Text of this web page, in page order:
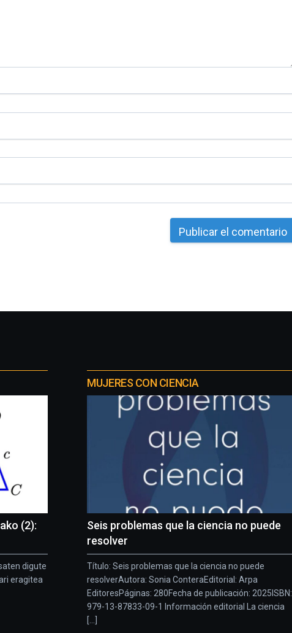
(2):
digute
eragitea
MUJERES CON CIENCIA
Seis problemas que la ciencia no puede
resolver
Título: Seis problemas que la ciencia no puede
resolverAutora: Sonia ConteraEditorial: Arpa
EditoresPáginas: 280Fecha de publicación: 2025ISBN:
979-13-87833-09-1 Información editorial La ciencia
[...]